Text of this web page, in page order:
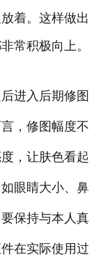
着。这样做出
常积极向上。
进入后期修图
，修图幅度不
，让肤色看起
眼睛大小、鼻
保持与本人真
在实际使用过